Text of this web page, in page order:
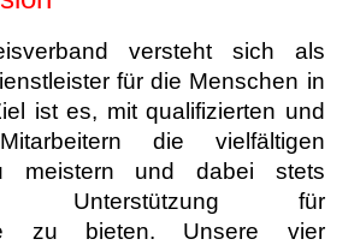
versteht sich als
für die Menschen in
ist es, mit qualifizierten und
die vielfältigen
meistern und dabei stets
Unterstützung für
zu bieten. Unsere vier